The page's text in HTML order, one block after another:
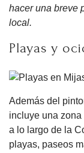
hacer una breve
local.
Playas y
Además del
incluye una
a lo largo de la
playas, paseos